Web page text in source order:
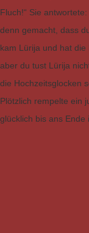
Fluch!“ Sie
denn gemacht, dass
kam Lürija und hat die
aber du tust Lürija
die Hochzeitsglocken
Plötzlich rempelte ein
glücklich bis ans Ende